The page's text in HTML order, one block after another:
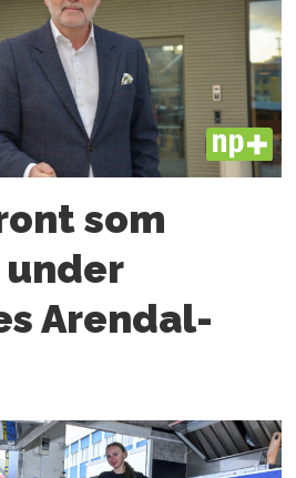
PLUS
som
Arendal-